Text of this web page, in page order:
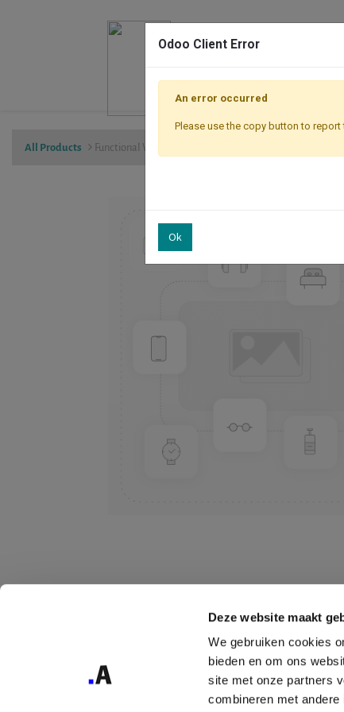
Deze website maakt
We gebruiken cookies
bieden en om ons
site met onze partners
combineren met
All Products Functional Workgroups Event
Odoo Client Error
An error occurred
Please use the copy button to
Ok